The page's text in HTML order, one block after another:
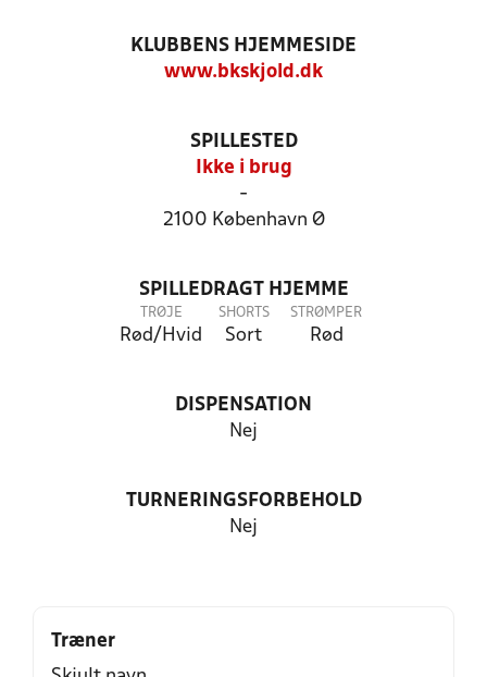
KLUBBENS HJEMMESIDE
www.bkskjold.dk
SPILLESTED
Ikke i brug
-
2100 København Ø
SPILLEDRAGT HJEMME
TRØJE
Rød/Hvid
SHORTS
Sort
STRØMPER
Rød
DISPENSATION
Nej
TURNERINGSFORBEHOLD
Nej
Træner